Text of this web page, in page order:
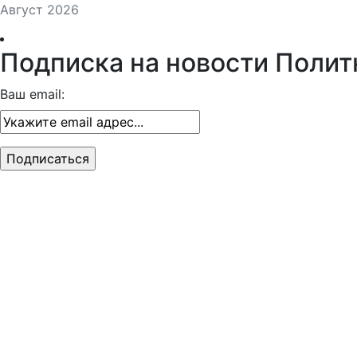
Август 2026
Подписка на новости
Ваш email: